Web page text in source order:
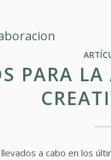
PARA
a cabo en los